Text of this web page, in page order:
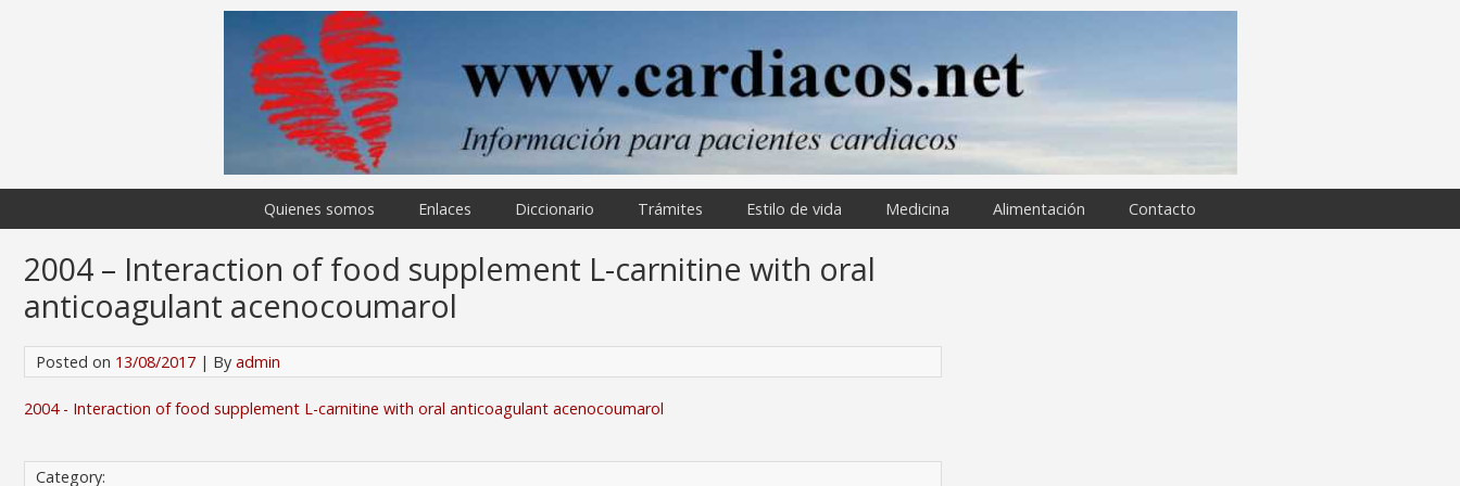
Quienes somos Enlaces Diccionario Trámites Estilo de vida Medicina Alimentación Contacto
2004 – Interaction of food supplement L-carnitine with oral
anticoagulant acenocoumarol
Posted on 13/08/2017 | By admin
2004 - Interaction of food supplement L-carnitine with oral anticoagulant acenocoumarol
Category: